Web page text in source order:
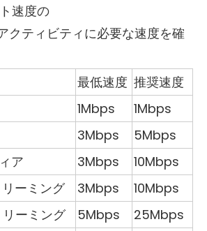
速度の
クティビティに必要な速度を確
最低速度 推奨速度
1Mbps
1Mbps
3Mbps
5Mbps
ア
3Mbps
10Mbps
ーミング
3Mbps
10Mbps
ーミング
5Mbps
25Mbps